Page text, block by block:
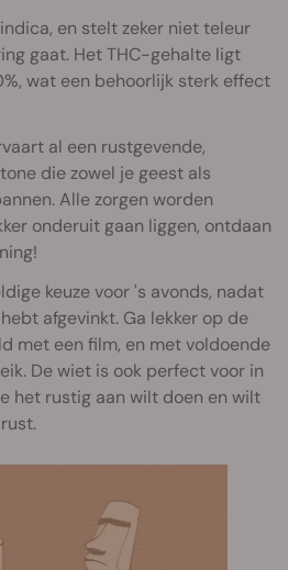
en stelt zeker niet teleur
gaat. Het THC-gehalte ligt
wat een behoorlijk sterk effect
al een rustgevende,
die zowel je geest als
Alle zorgen worden
onderuit gaan liggen, ontdaan
keuze voor 's avonds, nadat
afgevinkt. Ga lekker op de
met een film, en met voldoende
De wiet is ook perfect voor in
het rustig aan wilt doen en wilt